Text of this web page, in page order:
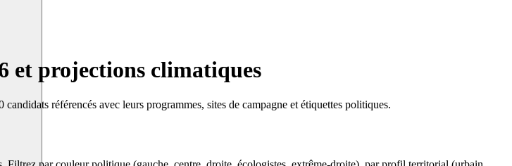
et projections climatiques
référencés avec leurs programmes, sites de campagne et étiquettes politiques.